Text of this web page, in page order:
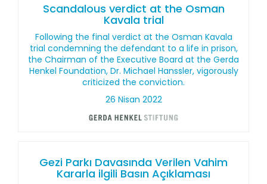
Scandalous verdict at the Osman
Kavala trial
Following the final verdict at the Osman Kavala
trial condemning the defendant to a life in prison,
the Chairman of the Executive Board at the Gerda
Henkel Foundation, Dr. Michael Hanssler, vigorously
criticized the conviction.
26 Nisan 2022
Gezi Parkı Davasında Verilen Vahim
Kararla ilgili Basın Açıklaması